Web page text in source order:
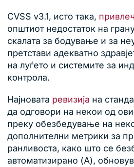
CVSS v3.1, исто така,
општиот недостаток на
скалата за бодување и за
претстави адекватно
на луѓето и системите за
контрола.
Најновата ревизија на
да одговори на некои од
преку обезбедување на
дополнителни метрики за
ранливоста, како што се
автоматизирано (A),